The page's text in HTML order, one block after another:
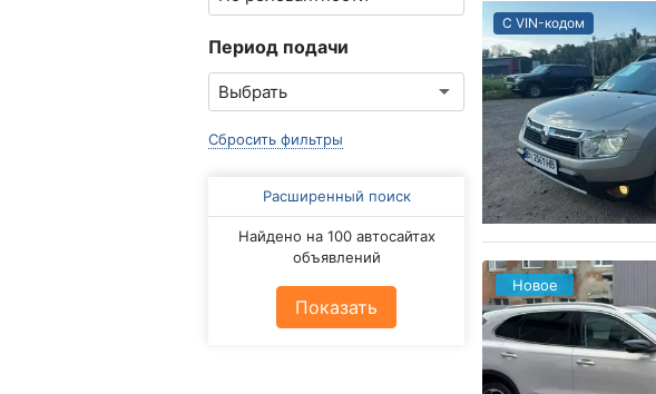
Период подачи
Сбросить фильтры
Расширенный поиск
Найдено на 100 автосайтах
объявлений
Показать
С VIN-кодом
Новое